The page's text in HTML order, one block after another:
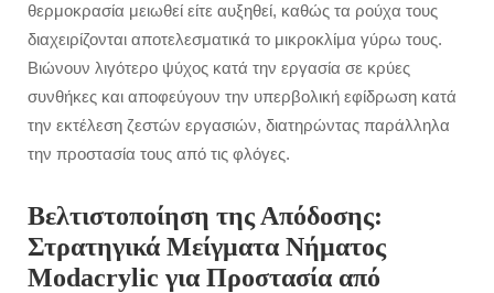
θερμοκρασία μειωθεί είτε αυξηθεί, καθώς τα ρούχα τους
διαχειρίζονται αποτελεσματικά το μικροκλίμα γύρω τους.
Βιώνουν λιγότερο ψύχος κατά την εργασία σε κρύες
συνθήκες και αποφεύγουν την υπερβολική εφίδρωση κατά
την εκτέλεση ζεστών εργασιών, διατηρώντας παράλληλα
την προστασία τους από τις φλόγες.
Βελτιστοποίηση της Απόδοσης:
Στρατηγικά Μείγματα Νήματος
Modacrylic για Προστασία από